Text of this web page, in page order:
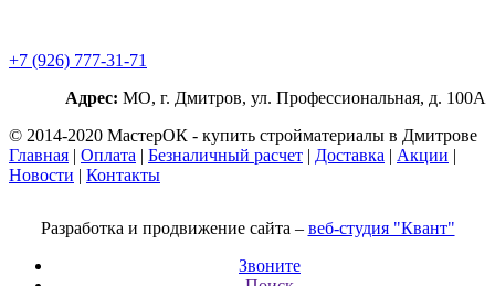
+7 (926) 777-31-71
Адрес: МО, г. Дмитров, ул. Профессиональная, д. 100А
© 2014-2020 МастерОК - купить стройматериалы в Дмитрове
Главная | Оплата | Безналичный расчет | Доставка | Акции |
Новости | Контакты
Разработка и продвижение сайта – веб-студия "Квант"
Звоните